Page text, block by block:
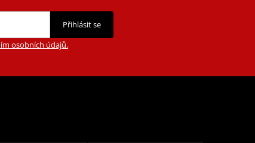
Přihlásit se
osobních údajů.